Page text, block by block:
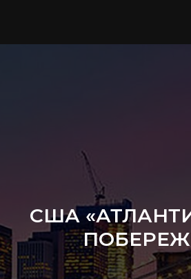
США